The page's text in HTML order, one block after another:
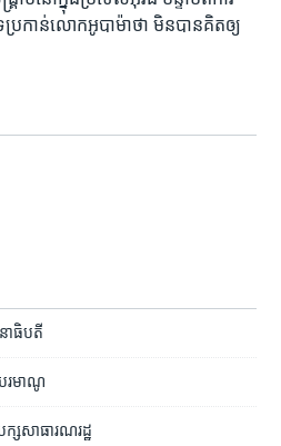
រកាន់​លោក​អូបាម៉ា​ថា មិនបាន​គិត​ឲ្យ​
ាធិបតី
រមាណូ
ស​សាធារណរដ្ឋ